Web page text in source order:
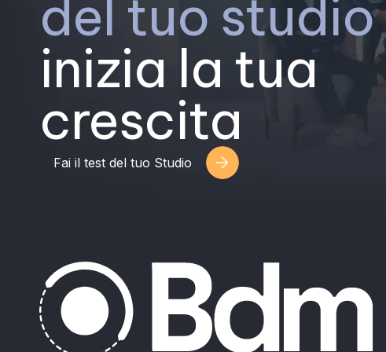
del tuo studio
inizia la tua
crescita
Fai il test del tuo Studio